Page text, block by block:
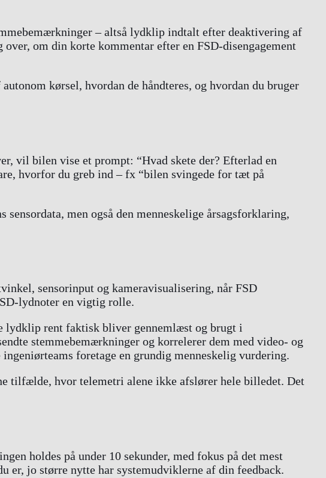
– altså lydklip indtalt efter deaktivering af
om din korte kommentar efter en FSD-disengagement
kørsel, hvordan de håndteres, og hvordan du bruger
vil bilen vise et prompt: “Hvad skete der? Efterlad en
hvorfor du greb ind – fx “bilen svingede for tæt på
men også den menneskelige årsagsforklaring,
sensorinput og kameravisualisering, når FSD
lydnoter en vigtig rolle.
lydklip rent faktisk bliver gennemlæst og brugt i
stemmebemærkninger og korrelerer dem med video- og
foretage en grundig menneskelig vurdering.
tilfælde, hvor telemetri alene ikke afslører hele billedet. Det
holdes på under 10 sekunder, med fokus på det mest
er, jo større nytte har systemudviklerne af din feedback.